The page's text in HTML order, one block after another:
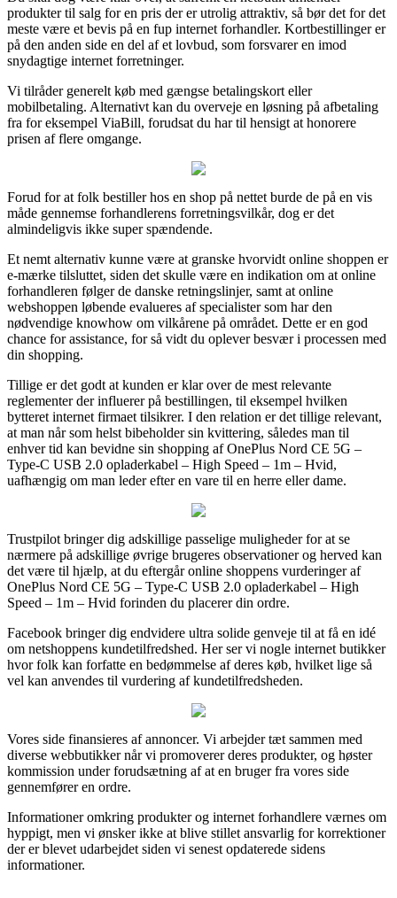
produkter til salg for en pris der er utrolig attraktiv, så bør det for det
meste være et bevis på en fup internet forhandler. Kortbestillinger er
på den anden side en del af et lovbud, som forsvarer en imod
snydagtige internet forretninger.
Vi tilråder generelt køb med gængse betalingskort eller
mobilbetaling. Alternativt kan du overveje en løsning på afbetaling
fra for eksempel ViaBill, forudsat du har til hensigt at honorere
prisen af flere omgange.
Forud for at folk bestiller hos en shop på nettet burde de på en vis
måde gennemse forhandlerens forretningsvilkår, dog er det
almindeligvis ikke super spændende.
Et nemt alternativ kunne være at granske hvorvidt online shoppen er
e-mærke tilsluttet, siden det skulle være en indikation om at online
forhandleren følger de danske retningslinjer, samt at online
webshoppen løbende evalueres af specialister som har den
nødvendige knowhow om vilkårene på området. Dette er en god
chance for assistance, for så vidt du oplever besvær i processen med
din shopping.
Tillige er det godt at kunden er klar over de mest relevante
reglementer der influerer på bestillingen, til eksempel hvilken
bytteret internet firmaet tilsikrer. I den relation er det tillige relevant,
at man når som helst bibeholder sin kvittering, således man til
enhver tid kan bevidne sin shopping af OnePlus Nord CE 5G –
Type-C USB 2.0 opladerkabel – High Speed – 1m – Hvid,
uafhængig om man leder efter en vare til en herre eller dame.
Trustpilot bringer dig adskillige passelige muligheder for at se
nærmere på adskillige øvrige brugeres observationer og herved kan
det være til hjælp, at du eftergår online shoppens vurderinger af
OnePlus Nord CE 5G – Type-C USB 2.0 opladerkabel – High
Speed – 1m – Hvid forinden du placerer din ordre.
Facebook bringer dig endvidere ultra solide genveje til at få en idé
om netshoppens kundetilfredshed. Her ser vi nogle internet butikker
hvor folk kan forfatte en bedømmelse af deres køb, hvilket lige så
vel kan anvendes til vurdering af kundetilfredsheden.
Vores side finansieres af annoncer. Vi arbejder tæt sammen med
diverse webbutikker når vi promoverer deres produkter, og høster
kommission under forudsætning af at en bruger fra vores side
gennemfører en ordre.
Informationer omkring produkter og internet forhandlere værnes om
hyppigt, men vi ønsker ikke at blive stillet ansvarlig for korrektioner
der er blevet udarbejdet siden vi senest opdaterede sidens
informationer.